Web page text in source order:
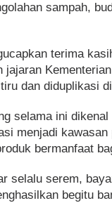
sampah,
terima
dan diduplikasi
selama ini
menjadi
bermanfaat
selalu serem,
begitu